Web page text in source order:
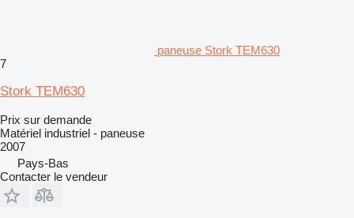
paneuse Stork TEM630
7
Stork TEM630
Prix sur demande
Matériel industriel - paneuse
2007
Pays-Bas
Contacter le vendeur